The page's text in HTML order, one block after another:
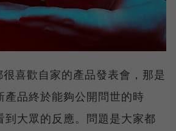
喜歡自家的產品發表會，那是
產品終於能夠公開問世的時
到大眾的反應。問題是大家都